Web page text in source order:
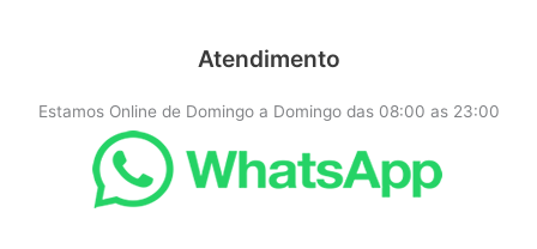
Atendimento
Estamos Online de Domingo a Domingo das 08:00 as 23:00